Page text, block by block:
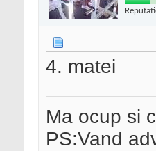
4. matei
Ma ocup si
PS:Vand